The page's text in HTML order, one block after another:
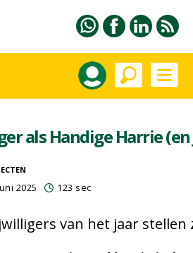
als Handige Harrie (en
2025 123 sec
van het jaar stellen